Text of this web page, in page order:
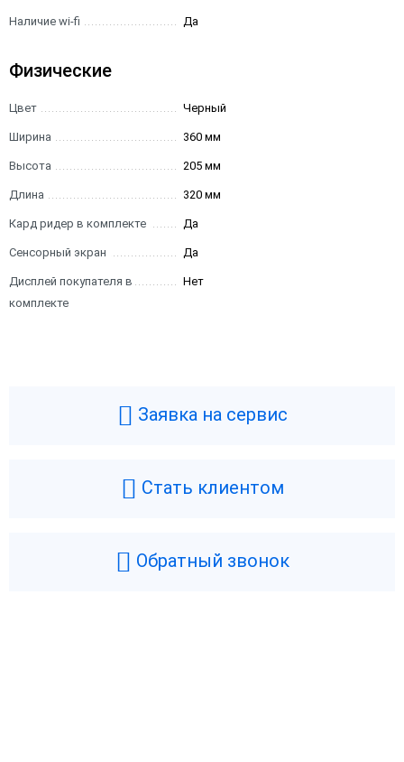
Наличие wi-fi Да
Физические
Цвет Черный
Ширина 360 мм
Высота 205 мм
Длина 320 мм
Кард ридер в комплекте Да
Сенсорный экран Да
Дисплей покупателя в
комплекте
Нет
Заявка на сервис
Стать клиентом
Обратный звонок